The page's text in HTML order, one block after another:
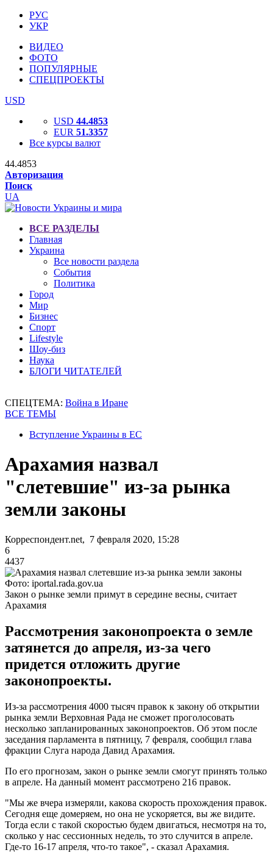
РУС
УКР
ВИДЕО
ФОТО
ПОПУЛЯРНЫЕ
СПЕЦПРОЕКТЫ
USD
USD 44.4853
EUR 51.3357
Все курсы валют
44.4853
Авторизация
Поиск
UA
ВСЕ РАЗДЕЛЫ
Главная
Украина
Все новости раздела
События
Политика
Город
Мир
Бизнес
Спорт
Lifestyle
Шоу-биз
Наука
БЛОГИ ЧИТАТЕЛЕЙ
СПЕЦТЕМА: Война в Иране
ВСЕ ТЕМЫ
Вступление Украины в ЕС
Арахамия назвал
"слетевшие" из-за рынка
земли законы
Корреспондент.net, 7 февраля 2020, 15:28
6
4437
Фото: iportal.rada.gov.ua
Закон о рынке земли примут в середине весны, считает
Арахамия
Рассмотрения законопроекта о земле
затянется до апреля, из-за чего
придется отложить другие
законопроекты.
Из-за рассмотрения 4000 тысяч правок к закону об открытии
рынка земли Верховная Рада не сможет проголосовать
несколько запланированных законопроектов. Об этом после
заседания парламента в пятницу, 7 февраля, сообщил глава
фракции Слуга народа Давид Арахамия.
По его прогнозам, закон о рынке земли смогут принять только
в апреле. На данный момент рассмотрено 216 правок.
"Мы же вчера измеряли, какова скорость прохождения правок.
Сегодня еще домеряем, но она не ускоряется, вы же видите.
Тогда если с такой скоростью будем двигаться, несмотря на то,
сколько у нас сессионных недель, то это случится в апреле.
Где-то 16-17 апреля, что-то такое", - сказал Арахамия.